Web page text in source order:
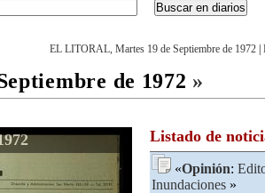
EL LITORAL, Martes 19 de Septiembre de 1972
de 1972 »
Listado de
«Opinión:
Inundaciones »